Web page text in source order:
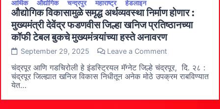
आर्थिक औद्योगिक चन्द्रपुर महाराष्ट्र हेडलाइन
औद्योगिक विकासामुळे समृद्ध अर्थव्यवस्था निर्माण होणार :
मुख्यमंत्री देवेंद्र फडणवीस जिल्हा खनिज प्रतिष्ठानच्या
कॉफी टेबल बुकचे मुख्यमंत्र्यांच्या हस्ते अनावरण
September 29, 2025 Leave a Commenton
विकासामुळे
समृद्ध
अर्थव्यवस्था
होणार
चंद्रपूर आणि गडचिरोली हे इंडस्ट्रियल मॅग्नेट जिल्हे चंद्रपूर, दि. २८ :
चंद्रपूर जिल्ह्यात खनिज विकास निधीतून अनेक मोठे उपक्रम राबविण्यात
येत…